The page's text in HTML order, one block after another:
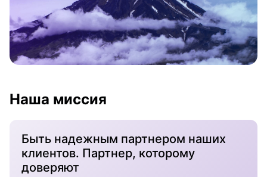
Депозиты
Интернет-банк
Наша миссия
Быть надежным партнером наших
клиентов. Партнер, которому
доверяют